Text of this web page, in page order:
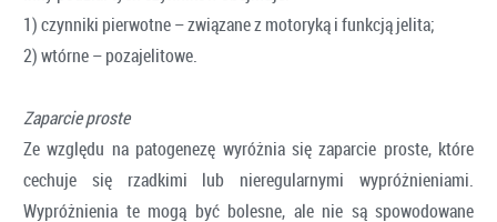
1) czynniki pierwotne – związane z motoryką i funkcją jelita;
2) wtórne – pozajelitowe.
Zaparcie proste
Ze względu na patogenezę wyróżnia się zaparcie proste, które
cechuje się rzadkimi lub nieregularnymi wypróżnieniami.
Wypróżnienia te mogą być bolesne, ale nie są spowodowane